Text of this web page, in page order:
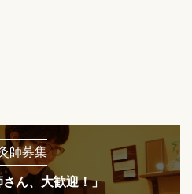
師募集
さん、大歓迎！」